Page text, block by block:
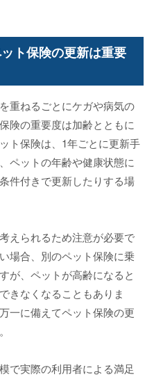
ト保険の更新は重要
重ねるごとにケガや病気の
険の重要度は加齢とともに
ト保険は、1年ごとに更新手
ペットの年齢や健康状態に
件付きで更新したりする場
えられるため注意が必要で
場合、別のペット保険に乗
が、ペットが高齢になると
きなくなることもありま
一に備えてペット保険の更
で実際の利用者による満足